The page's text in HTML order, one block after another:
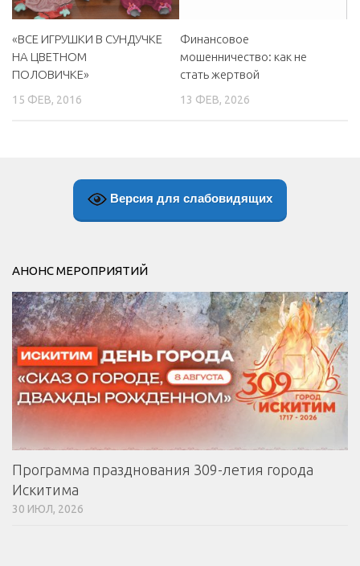
«ВСЕ ИГРУШКИ В СУНДУЧКЕ
НА ЦВЕТНОМ
ПОЛОВИЧКЕ»
15 ФЕВ, 2016
Финансовое
мошенничество: как не
стать жертвой
13 ФЕВ, 2026
Версия для слабовидящих
АНОНС МЕРОПРИЯТИЙ
Программа празднования 309-летия города
Искитима
30 ИЮЛ, 2026